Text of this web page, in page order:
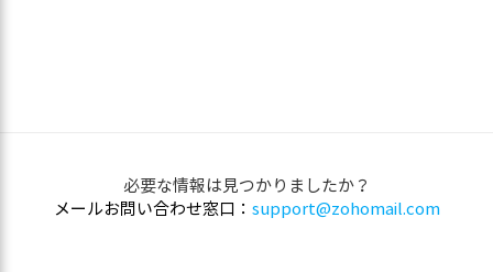
必要な情報は見つかりましたか？
メールお問い合わせ窓口： support@zohomail.com